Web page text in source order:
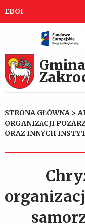
EBOI
Gmina
STRONA GŁÓWNA >
ORGANIZACJI
ORAZ INNYCH